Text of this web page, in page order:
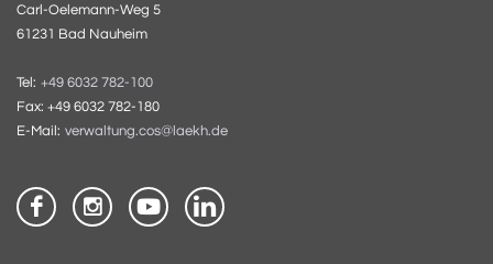
Carl-Oelemann-Weg 5
61231 Bad Nauheim
Tel: +49 6032 782-100
Fax: +49 6032 782-180
E-Mail: verwaltung.cos@laekh.de